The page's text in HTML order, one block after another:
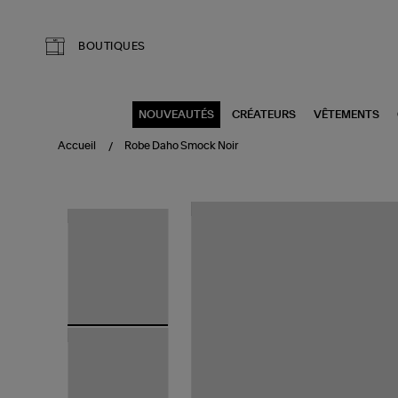
BOUTIQUES
NOUVEAUTÉS CRÉATEURS VÊTEMENTS
Accueil Robe Daho Smock Noir